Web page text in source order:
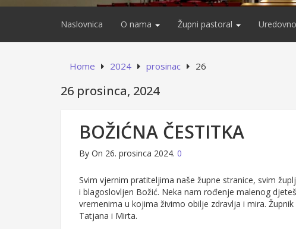
Naslovnica O nama Župni pastoral
Home 2024 prosinac 26
26 prosinca, 2024
BOŽIĆNA ČESTITKA
By On 26. prosinca 2024. 0
Svim vjernim pratiteljima naše župne stranice, svim
i blagoslovljen Božić. Neka nam rođenje malenog
vremenima u kojima živimo obilje zdravlja i mira.
Tatjana i Mirta.